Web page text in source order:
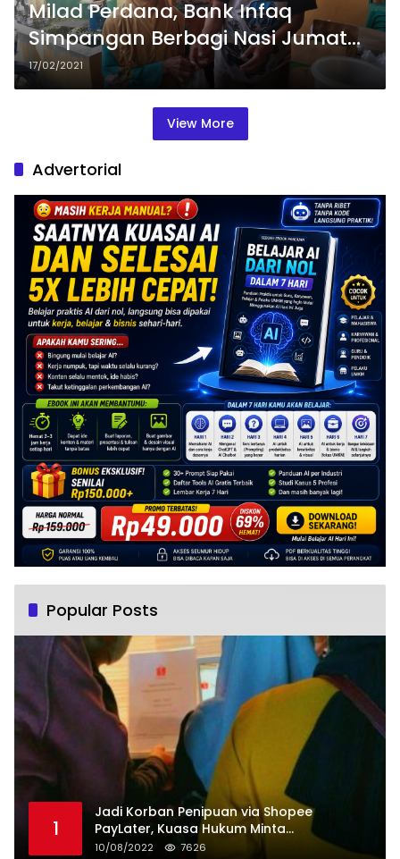
Milad Perdana, Bank Infaq
Simpangan Berbagi Nasi Jumat
untuk Dhuafa dan Yatim
17/02/2021
View More
Advertorial
Popular Posts
1
Jadi Korban Penipuan via Shopee
PayLater, Kuasa Hukum Minta
Penangguhan Tagihan dan Hapus Bunga
10/08/2022 7626